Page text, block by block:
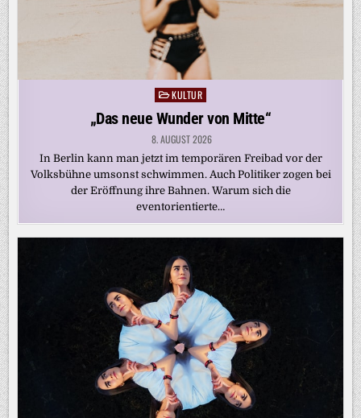
Posted
in
KULTUR
„Das neue Wunder von Mitte“
8. AUGUST 2026
In Berlin kann man jetzt im temporären Freibad vor der
Volksbühne umsonst schwimmen. Auch Politiker zogen bei
der Eröffnung ihre Bahnen. Warum sich die
eventorientierte…